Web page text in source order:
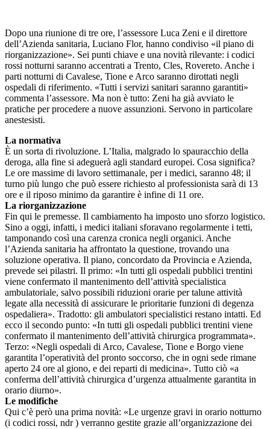
Dopo una riunione di tre ore, l’assessore Luca Zeni e il direttore
dell’Azienda sanitaria, Luciano Flor, hanno condiviso «il piano di
riorganizzazione». Sei punti chiave e una novità rilevante: i codici
rossi notturni saranno accentrati a Trento, Cles, Rovereto. Anche i
parti notturni di Cavalese, Tione e Arco saranno dirottati negli
ospedali di riferimento. «Tutti i servizi sanitari saranno garantiti»
commenta l’assessore. Ma non è tutto: Zeni ha già avviato le
pratiche per procedere a nuove assunzioni. Servono in particolare
anestesisti.
La normativa
È un sorta di rivoluzione. L’Italia, malgrado lo spauracchio della
deroga, alla fine si adeguerà agli standard europei. Cosa significa?
Le ore massime di lavoro settimanale, per i medici, saranno 48; il
turno più lungo che può essere richiesto al professionista sarà di 13
ore e il riposo minimo da garantire è infine di 11 ore.
La riorganizzazione
Fin qui le premesse. Il cambiamento ha imposto uno sforzo logistico.
Sino a oggi, infatti, i medici italiani sforavano regolarmente i tetti,
tamponando così una carenza cronica negli organici. Anche
l’Azienda sanitaria ha affrontato la questione, trovando una
soluzione operativa. Il piano, concordato da Provincia e Azienda,
prevede sei pilastri. Il primo: «In tutti gli ospedali pubblici trentini
viene confermato il mantenimento dell’attività specialistica
ambulatoriale, salvo possibili riduzioni orarie per talune attività
legate alla necessità di assicurare le prioritarie funzioni di degenza
ospedaliera». Tradotto: gli ambulatori specialistici restano intatti. Ed
ecco il secondo punto: «In tutti gli ospedali pubblici trentini viene
confermato il mantenimento dell’attività chirurgica programmata».
Terzo: «Negli ospedali di Arco, Cavalese, Tione e Borgo viene
garantita l’operatività del pronto soccorso, che in ogni sede rimane
aperto 24 ore al giono, e dei reparti di medicina». Tutto ciò «a
conferma dell’attività chirurgica d’urgenza attualmente garantita in
orario diurno».
Le modifiche
Qui c’è però una prima novità: «Le urgenze gravi in orario notturno
(i codici rossi, ndr ) verranno gestite grazie all’organizzazione dei